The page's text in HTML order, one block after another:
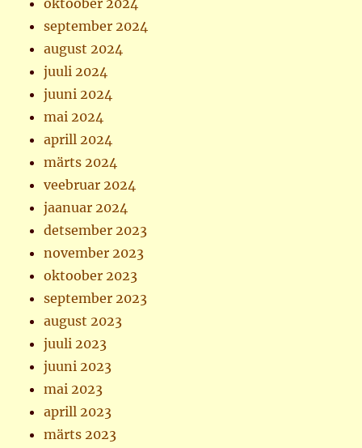
oktoober 2024
september 2024
august 2024
juuli 2024
juuni 2024
mai 2024
aprill 2024
märts 2024
veebruar 2024
jaanuar 2024
detsember 2023
november 2023
oktoober 2023
september 2023
august 2023
juuli 2023
juuni 2023
mai 2023
aprill 2023
märts 2023